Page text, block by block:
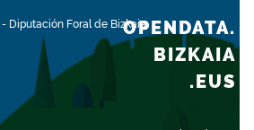
- Diputación Foral de BizkaiaOPENDATA.
BIZKAIA
.EUS